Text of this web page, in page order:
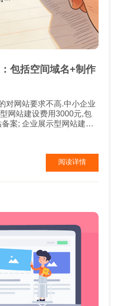
包括空间域名+制作
对网站要求不高.中小企业
网站建设费用3000元,包
站建设
阅读详情